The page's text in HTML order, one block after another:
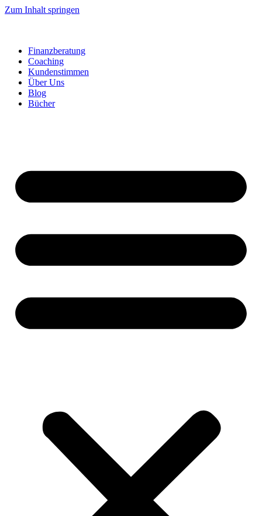
Zum Inhalt springen
Finanzberatung
Coaching
Kundenstimmen
Über Uns
Blog
Bücher